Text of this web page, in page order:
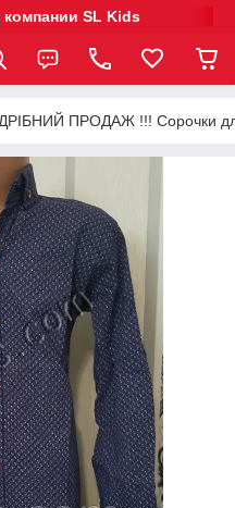
компании SL Kids
ПРОДАЖ !!! Сорочки